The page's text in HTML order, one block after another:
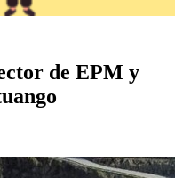
de EPM y